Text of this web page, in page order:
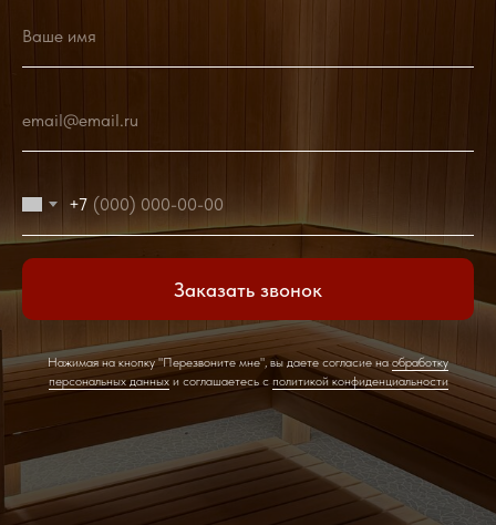
Ваше имя
email@email.ru
+7
Заказать звонок
Нажимая на кнопку "Перезвоните мне", вы даете согласие наобработку
персональных данныхи соглашаетесь c политикой конфиденциальности